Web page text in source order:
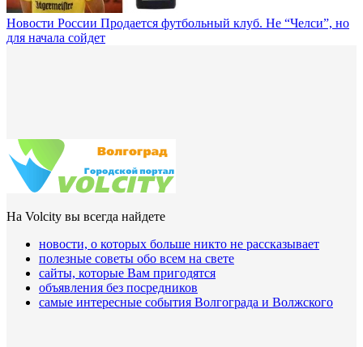
Новости России Продается футбольный клуб. Не “Челси”, но
для начала сойдет
На Volcity вы всегда найдете
новости, о которых больше никто не рассказывает
полезные советы обо всем на свете
сайты, которые Вам пригодятся
объявления без посредников
самые интересные события Волгограда и Волжского